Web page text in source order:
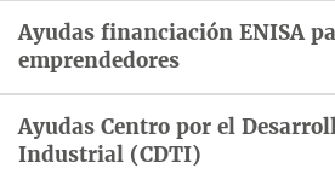
Ayudas financiación ENISA
emprendedores
Ayudas Centro por el
Industrial (CDTI)